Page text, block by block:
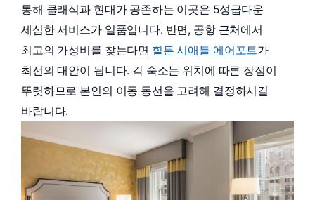
통해 클래식과 현대가 공존하는 이곳은 5성급다운
세심한 서비스가 일품입니다. 반면, 공항 근처에서
최고의 가성비를 찾는다면 힐튼 시애틀 에어포트가
최선의 대안이 됩니다. 각 숙소는 위치에 따른 장점이
뚜렷하므로 본인의 이동 동선을 고려해 결정하시길
바랍니다.